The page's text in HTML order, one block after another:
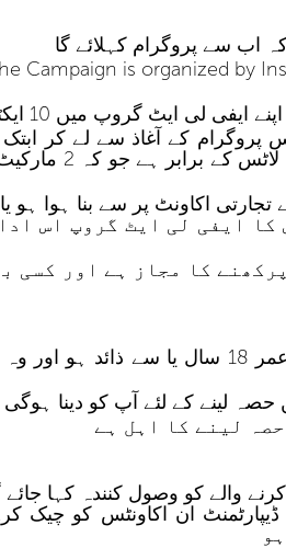
Campaign is organized by
ایفی لی ایٹ گروپ اس
کا مجاز ہے اور کسی
اس پروگرام میں ہر فرد حصہ لے سکتا ہے
لینے کا اہل ہے
ان اکاونٹس کو